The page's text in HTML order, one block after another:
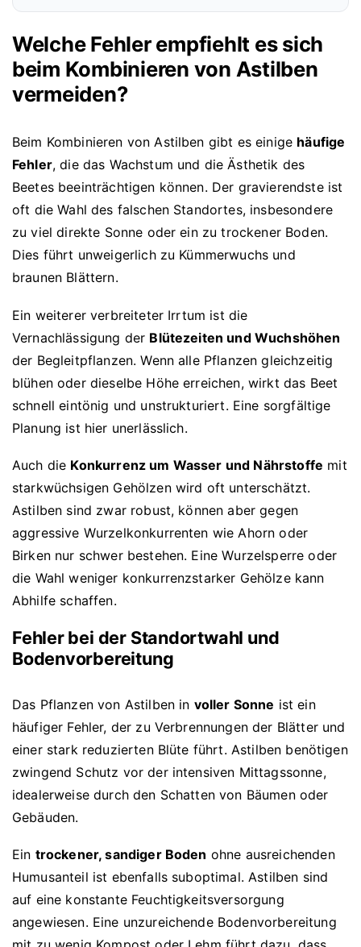
Welche Fehler empfiehlt es sich
beim Kombinieren von Astilben
vermeiden?
Beim Kombinieren von Astilben gibt es einige häufige
Fehler, die das Wachstum und die Ästhetik des
Beetes beeinträchtigen können. Der gravierendste ist
oft die Wahl des falschen Standortes, insbesondere
zu viel direkte Sonne oder ein zu trockener Boden.
Dies führt unweigerlich zu Kümmerwuchs und
braunen Blättern.
Ein weiterer verbreiteter Irrtum ist die
Vernachlässigung der Blütezeiten und Wuchshöhen
der Begleitpflanzen. Wenn alle Pflanzen gleichzeitig
blühen oder dieselbe Höhe erreichen, wirkt das Beet
schnell eintönig und unstrukturiert. Eine sorgfältige
Planung ist hier unerlässlich.
Auch die Konkurrenz um Wasser und Nährstoffe mit
starkwüchsigen Gehölzen wird oft unterschätzt.
Astilben sind zwar robust, können aber gegen
aggressive Wurzelkonkurrenten wie Ahorn oder
Birken nur schwer bestehen. Eine Wurzelsperre oder
die Wahl weniger konkurrenzstarker Gehölze kann
Abhilfe schaffen.
Fehler bei der Standortwahl und
Bodenvorbereitung
Das Pflanzen von Astilben in voller Sonne ist ein
häufiger Fehler, der zu Verbrennungen der Blätter und
einer stark reduzierten Blüte führt. Astilben benötigen
zwingend Schutz vor der intensiven Mittagssonne,
idealerweise durch den Schatten von Bäumen oder
Gebäuden.
Ein trockener, sandiger Boden ohne ausreichenden
Humusanteil ist ebenfalls suboptimal. Astilben sind
auf eine konstante Feuchtigkeitsversorgung
angewiesen. Eine unzureichende Bodenvorbereitung